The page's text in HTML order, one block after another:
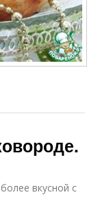
вкусной с